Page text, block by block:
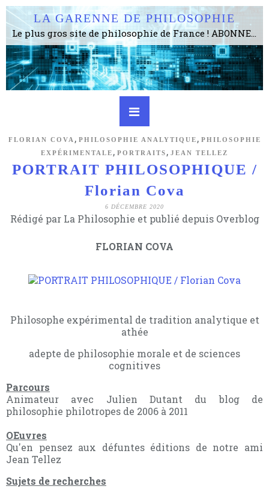
LA GARENNE DE PHILOSOPHIE
Le plus gros site de philosophie de France ! ABONNEZ-VOUS ! 4115 Articles, 1634 abonné·e·s, depuis 2006 . . . . . . . . 2 852 214 pages vues jusqu'à présent. Prestance et être apte à un plus grand nombre de choses.
FLORIAN COVA , PHILOSOPHIE ANALYTIQUE , PHILOSOPHIE
EXPÉRIMENTALE , PORTRAITS , JEAN TELLEZ
PORTRAIT PHILOSOPHIQUE /
Florian Cova
6 DÉCEMBRE 2020
Rédigé par La Philosophie et publié depuis Overblog
FLORIAN COVA
Philosophe expérimental de tradition analytique et
athée
adepte de philosophie morale et de sciences
cognitives
Parcours
Animateur avec Julien Dutant du blog de
philosophie philotropes de 2006 à 2011
OEuvres
Qu'en pensez aux défuntes éditions de notre ami
Jean Tellez
Sujets de recherches